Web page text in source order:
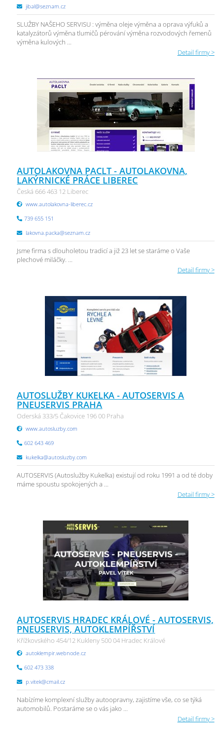
jibal@seznam.cz
SLUŽBY NAŠEHO SERVISU : výměna oleje výměna a oprava výfuků a
katalyzátorů výměna tlumičů pérování výměna rozvodových řemenů
výměna kulových ...
Detail firmy >
AUTOLAKOVNA PACLT - AUTOLAKOVNA,
LAKÝRNICKÉ PRÁCE LIBEREC
Česká 666 463 12 Liberec
www.autolakovna-liberec.cz
739 655 151
lakovna.packa@seznam.cz
Jsme firma s dlouholetou tradicí a již 23 let se staráme o Vaše
plechové miláčky. ...
Detail firmy >
AUTOSLUŽBY KUKELKA - AUTOSERVIS A
PNEUSERVIS PRAHA
Oderská 333/5 Čakovice 196 00 Praha
www.autosluzby.com
602 643 469
kukelka@autosluzby.com
AUTOSERVIS (Autoslužby Kukelka) existují od roku 1991 a od té doby
máme spoustu spokojených a ...
Detail firmy >
AUTOSERVIS HRADEC KRÁLOVÉ - AUTOSERVIS,
PNEUSERVIS, AUTOKLEMPÍŘSTVÍ
Křížkovského 454/12 Kukleny 500 04 Hradec Králové
autoklempir.webnode.cz
602 473 338
p.vitek@cmail.cz
Nabízíme komplexní služby autoopravny, zajistíme vše, co se týká
automobilů. Postaráme se o vás jako ...
Detail firmy >